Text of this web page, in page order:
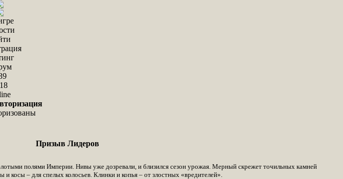
Призыв Лидеров
полями Империи. Нивы уже дозревали, и близился сезон урожая. Мерный скрежет точильных камней
косы – для спелых колосьев. Клинки и копья – от злостных «вредителей».